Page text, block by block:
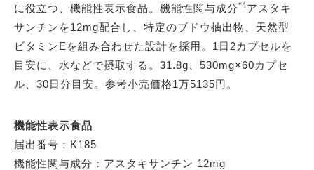
に役立つ、機能性表示食品。機能性関与成分*4アスタキ
サンチンを12mg配合し、特定のブドウ抽出物、天然型
ビタミンEを組み合わせた設計を採用。1日2カプセルを
目安に、水などで摂取する。31.8g、530mg×60カプセ
ル、30日分目安。参考小売価格1万5135円。
機能性表示食品
届出番号：K185
機能性関与成分：アスタキサンチン 12mg